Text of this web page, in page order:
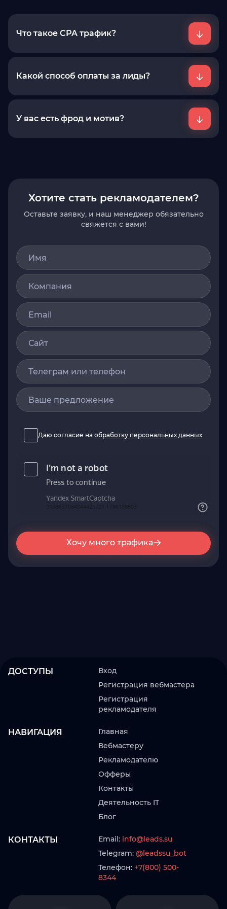
Что такое CPA трафик?
привели наши вебмастера, умеющие
Какой способ оплаты за лиды?
после проведения сверки. наши
документооборотом
У вас есть фрод и мотив?
нашим рекламодателям и своевременно
Хотите стать рекламодателем?
Оставьте заявку, и наш менеджер обязательно
свяжется с вами!
Имя
Компания
Email
Сайт
Телеграм или телефон
Ваше предложение
Даю согласие на обработку персональных данных
Хочу много трафика
ДОСТУПЫ
Вход
Регистрация вебмастера
Регистрация
рекламодателя
НАВИГАЦИЯ
Главная
Вебмастеру
Рекламодателю
Офферы
Контакты
Деятельность IT
Блог
КОНТАКТЫ Email: info@leads.su
Telegram: @leadssu_bot
Телефон: +7(800) 500-
8344